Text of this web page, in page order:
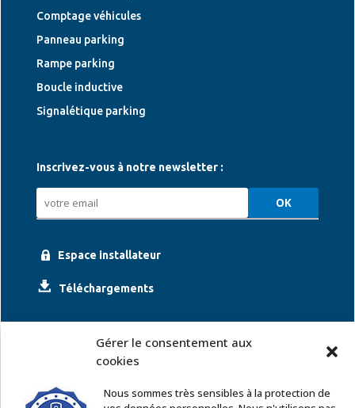
Gérer le consentement aux
cookies
Nous sommes très sensibles à la protection de
Comptage véhicules
Panneau parking
Rampe parking
Boucle inductive
Signalétique parking
Inscrivez-vous à notre newsletter :
Espace installateur
Téléchargements